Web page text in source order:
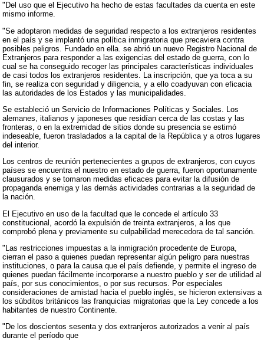
"Del uso que el Ejecutivo ha hecho de estas facultades da cuenta en este
mismo informe.
"Se adoptaron medidas de seguridad respecto a los extranjeros residentes
en el país y se implantó una política inmigratoria que precaviera contra
posibles peligros. Fundado en ella. se abrió un nuevo Registro Nacional de
Extranjeros para responder a las exigencias del estado de guerra, con lo
cual se ha conseguido recoger las principales características individuales
de casi todos los extranjeros residentes. La inscripción, que ya toca a su
fin, se realiza con seguridad y diligencia, y a ello coadyuvan con eficacia
las autoridades de los Estados y las municipalidades.
Se estableció un Servicio de Informaciones Políticas y Sociales. Los
alemanes, italianos y japoneses que residían cerca de las costas y las
fronteras, o en la extremidad de sitios donde su presencia se estimó
indeseable, fueron trasladados a la capital de la República y a otros lugares
del interior.
Los centros de reunión pertenecientes a grupos de extranjeros, con cuyos
países se encuentra el nuestro en estado de guerra, fueron oportunamente
clausurados y se tomaron medidas eficaces para evitar la difusión de
propaganda enemiga y las demás actividades contrarias a la seguridad de
la nación.
El Ejecutivo en uso de la facultad que le concede el artículo 33
constitucional, acordó la expulsión de treinta extranjeros, a los que
comprobó plena y previamente su culpabilidad merecedora de tal sanción.
"Las restricciones impuestas a la inmigración procedente de Europa,
cierran el paso a quienes puedan representar algún peligro para nuestras
instituciones, o para la causa que el país defiende, y permite el ingreso de
quienes puedan fácilmente incorporarse a nuestro pueblo y ser de utilidad al
país, por sus conocimientos, o por sus recursos. Por especiales
consideraciones de amistad hacia el pueblo inglés, se hicieron extensivas a
los súbditos británicos las franquicias migratorias que la Ley concede a los
habitantes de nuestro Continente.
"De los doscientos sesenta y dos extranjeros autorizados a venir al país
durante el período que